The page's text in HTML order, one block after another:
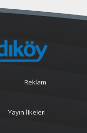
Reklam
Yayın İlkeleri